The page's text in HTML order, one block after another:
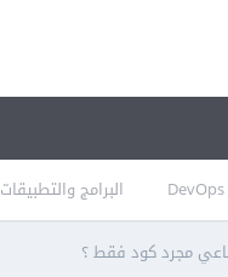
DevOps البرامج والتطبيقات
مجرد كود فقط ؟